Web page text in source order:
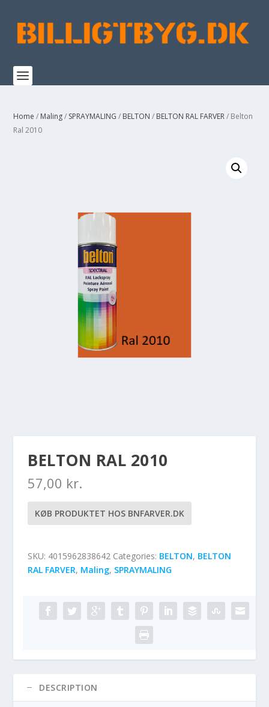
Home / Maling/ SPRAYMALING / BELTON / BELTON RAL FARVER/ Belton
Ral 2010
BELTON RAL 2010
57,00 kr.
KØB PRODUKTET HOS BNFARVER.DK
SKU: 4015962838642 Categories: BELTON, BELTON
RAL FARVER, Maling, SPRAYMALING
DESCRIPTION